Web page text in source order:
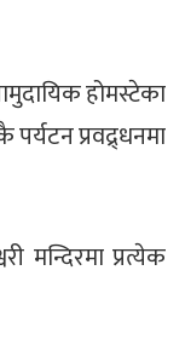
होमस्टेका
प्रवद्र्धनमा
मन्दिरमा प्रत्येक